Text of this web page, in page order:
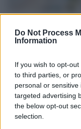
Do Not Process
Information
If you wish to opt-
to third parties, or
personal or
targeted advertising
the below opt-out
selection.
Consulenze per
sarebbe danno
diRedazione